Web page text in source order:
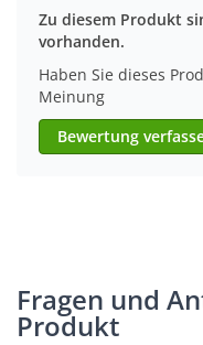
Zu diesem Produkt
vorhanden.
Haben Sie dieses
Meinung
Bewertung
Fragen und
Produkt